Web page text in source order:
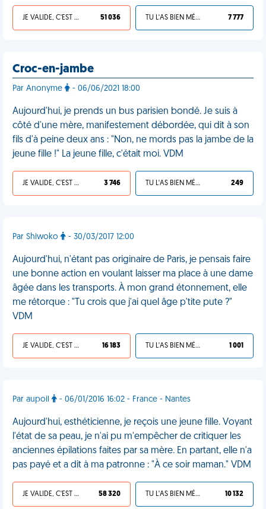
JE VALIDE, C'EST UNE VDM 51 036 TU L'AS BIEN MÉRITÉ 7 777
Croc-en-jambe
Par Anonyme - 06/06/2021 18:00
Aujourd'hui, je prends un bus parisien bondé. Je suis à
côté d'une mère, manifestement débordée, qui dit à son
fils d'à peine deux ans : "Non, ne mords pas la jambe de la
jeune fille !" La jeune fille, c'était moi. VDM
JE VALIDE, C'EST UNE VDM 3 746 TU L'AS BIEN MÉRITÉ 249
Par Shiwoko - 30/03/2017 12:00
Aujourd'hui, n'étant pas originaire de Paris, je pensais faire
une bonne action en voulant laisser ma place à une dame
âgée dans les transports. À mon grand étonnement, elle
me rétorque : "Tu crois que j'ai quel âge p'tite pute ?"
VDM
JE VALIDE, C'EST UNE VDM 16 183 TU L'AS BIEN MÉRITÉ 1 001
Par aupoil - 06/01/2016 16:02 - France - Nantes
Aujourd'hui, esthéticienne, je reçois une jeune fille. Voyant
l'état de sa peau, je n'ai pu m'empêcher de critiquer les
anciennes épilations faites par sa mère. En partant, elle n'a
pas payé et a dit à ma patronne : "À ce soir maman." VDM
JE VALIDE, C'EST UNE VDM 58 320 TU L'AS BIEN MÉRITÉ 10 132